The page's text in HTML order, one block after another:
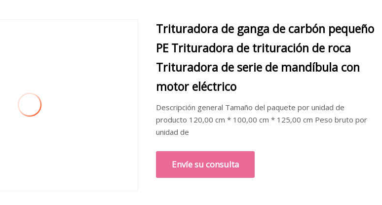
Trituradora de ganga de carbón pequeño
PE Trituradora de trituración de roca
Trituradora de serie de mandíbula con
motor eléctrico
Descripción general Tamaño del paquete por unidad de
producto 120,00 cm * 100,00 cm * 125,00 cm Peso bruto por
unidad de
Envíe su consulta